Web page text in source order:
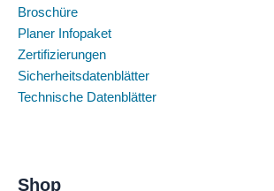
Broschüre
Planer Infopaket
Zertifizierungen
Sicherheitsdatenblätter
Technische Datenblätter
Shop